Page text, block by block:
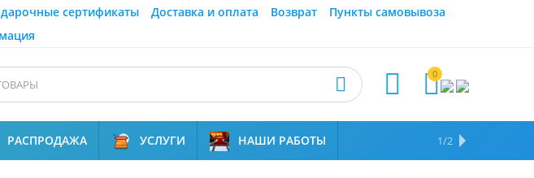
сертификаты Доставка и оплата Возврат
Пункты самовывоза
0



РАСПРОДАЖА УСЛУГИ НАШИ РАБОТЫ НАМ ДОВЕРЯЮТ
1/2